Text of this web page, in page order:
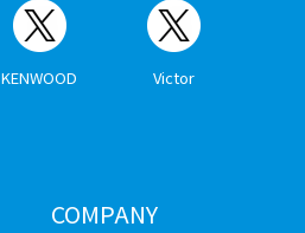
KENWOOD Victor
COMPANY